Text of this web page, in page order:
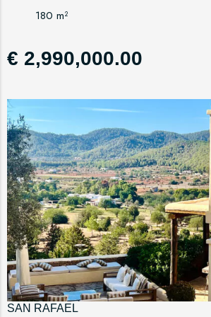
180 m²
€ 2,990,000.00
SAN RAFAEL